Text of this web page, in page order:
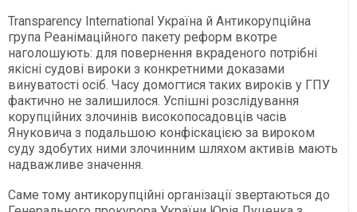
Transparency International Україна й Антикорупційна
група Реанімаційного пакету реформ вкотре
наголошують: для повернення вкраденого потрібні
якісні судові вироки з конкретними доказами
винуватості осіб. Часу домогтися таких вироків у ГПУ
фактично не залишилося. Успішні розслідування
корупційних злочинів високопосадовців часів
Януковича з подальшою конфіскацією за вироком
суду здобутих ними злочинним шляхом активів мають
надважливе значення.
Саме тому антикорупційні організації звертаються до